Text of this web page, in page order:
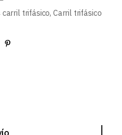
carril trifásico, Carril trifásico